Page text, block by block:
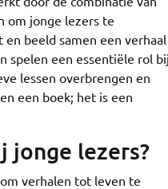
om jonge lezers te
beeld samen een verhaal
spelen een essentiële rol bij
lessen overbrengen en
een boek; het is een
jonge lezers?
verhalen tot leven te